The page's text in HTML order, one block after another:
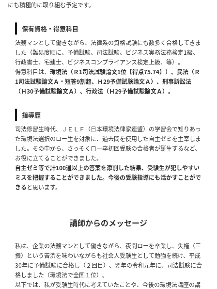
にも積極的に取り組む予定です。
保有資格・得意科目
法務マンとして働きながら、法律系の資格試験にも数多く合格してきま
した（難易度順に、予備試験、司法試験、ビジネス実務法務検定1級、
行政書士、宅建士、ビジネスコンプライアンス検定上級、等）。
得意科目は、 環境法（Ｒ1司法試験論文1位【得点75.74】）、民法（Ｒ
1司法試験論文Ａ・短答9割超、Ｈ29予備試験論文Ａ）、刑事訴訟法
（Ｈ30予備試験論文Ａ）、行政法（Ｈ29予備試験論文Ａ）。
指導歴
司法修習生時代、ＪＥＬＦ（日本環境法律家連盟）の学習会で知りあっ
た環境法選択のロー生を対象に、過去問を使用した自主ゼミを主宰しま
した。その中から、さっそくロー卒初回受験の合格者が誕生するなど、
お役に立てることができました。
自主ゼミ等で計100通以上の答案を添削した結果、受験生が犯しやすい
ミスを把握することができました。今後の受験指導にも活かすことがで
きると思います。
講師からのメッセージ
私は、企業の法務マンとして働きながら、夜間ローを卒業し、失権（三
振）という苦渋を味わいながらも社会人受験生として勉強を続け、平成
30年に予備試験に合格し（２回目）、翌年の令和元年に、司法試験に合
格しました（環境法で全国１位）。
以下では、私が受験生時代に考えていたことや、今後の環境法講座の講